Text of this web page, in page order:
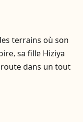
terrains où son
sa fille Hiziya
dans un tout